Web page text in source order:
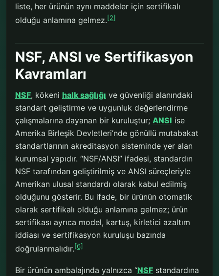
liste, her ürünün aynı maddeler için sertifikalı
olduğu anlamına gelmez.[2]
NSF, ANSI ve Sertifikasyon
Kavramları
NSF, kökeni halk sağlığı ve güvenliği alanındaki
standart geliştirme ve uygunluk değerlendirme
çalışmalarına dayanan bir kuruluştur; ANSI ise
Amerika Birleşik Devletleri’nde gönüllü mutabakat
standartlarının akreditasyon sisteminde yer alan
kurumsal yapıdır. “NSF/ANSI” ifadesi, standardın
NSF tarafından geliştirilmiş ve ANSI süreçleriyle
Amerikan ulusal standardı olarak kabul edilmiş
olduğunu gösterir. Bu ifade, bir ürünün otomatik
olarak sertifikalı olduğu anlamına gelmez; ürün
sertifikası ayrıca model, kartuş, kirletici azaltım
iddiası ve sertifikasyon kuruluşu bazında
doğrulanmalıdır.[6]
Bir ürünün ambalajında yalnızca “NSF standardına